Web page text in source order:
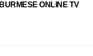
BURMESE ONLINE TV